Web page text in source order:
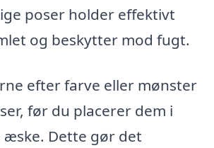
poser holder effektivt
og beskytter mod fugt.
efter farve eller mønster
før du placerer dem i
æske. Dette gør det